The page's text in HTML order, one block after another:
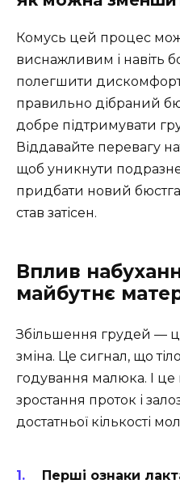
Комусь цей процес
виснажливим і навіть
полегшити
правильно дібраний
добре підтримувати
Віддавайте перевагу
щоб уникнути
придбати новий
став затісен.
Вплив
майбутнє
Збільшення грудей —
зміна. Це сигнал, що
годування малюка. І
зростання проток і
достатньої кількості
Перші ознаки